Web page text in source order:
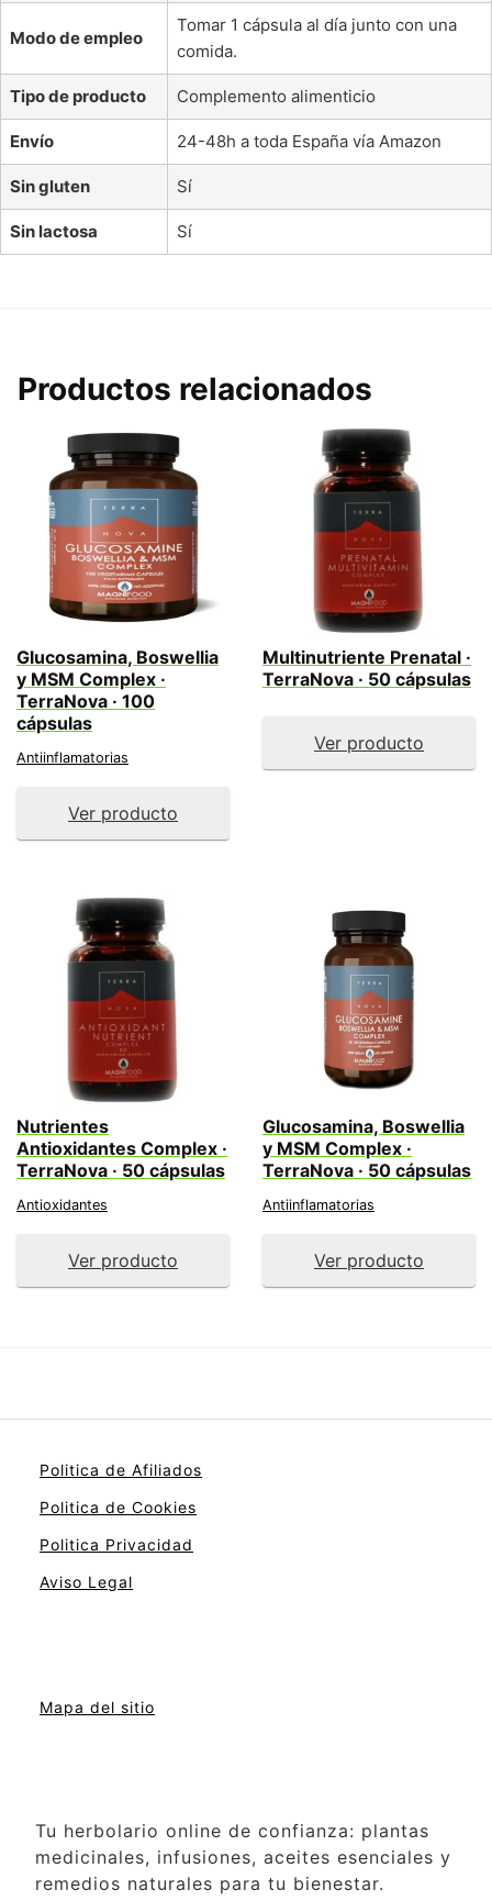
Modo de empleo
Tomar 1 cápsula al día junto con una
comida.
Tipo de producto Complemento alimenticio
Envío 24-48h a toda España vía Amazon
Sin gluten Sí
Sin lactosa Sí
Productos relacionados
Glucosamina, Boswellia
y MSM Complex ·
TerraNova · 100
cápsulas
Antiinflamatorias
Ver producto
Multinutriente Prenatal ·
TerraNova · 50 cápsulas
Ver producto
Nutrientes
Antioxidantes Complex ·
TerraNova · 50 cápsulas
Antioxidantes
Ver producto
Glucosamina, Boswellia
y MSM Complex ·
TerraNova · 50 cápsulas
Antiinflamatorias
Ver producto
Politica de Afiliados
Politica de Cookies
Politica Privacidad
Aviso Legal
Mapa del sitio
Tu herbolario online de confianza: plantas
medicinales, infusiones, aceites esenciales y
remedios naturales para tu bienestar.